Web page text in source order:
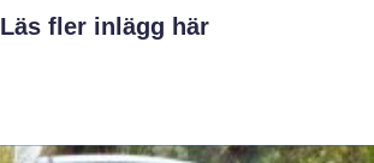
Läs fler inlägg här